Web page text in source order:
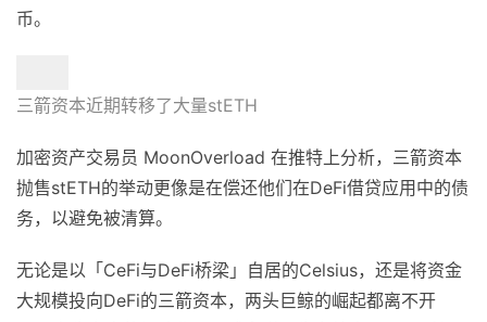
币。
三箭资本近期转移了大量stETH
加密资产交易员 MoonOverload 在推特上分析，三箭资本
抛售stETH的举动更像是在偿还他们在DeFi借贷应用中的债
务，以避免被清算。
无论是以「CeFi与DeFi桥梁」自居的Celsius，还是将资金
大规模投向DeFi的三箭资本，两头巨鲸的崛起都离不开